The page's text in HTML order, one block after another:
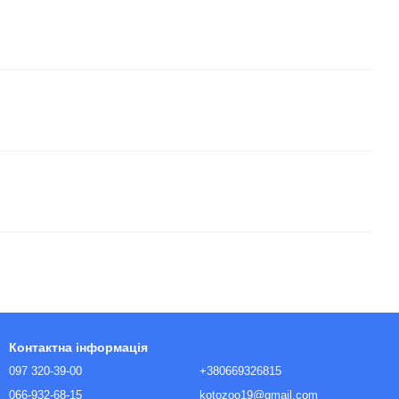
Контактна інформація
097 320-39-00
066-932-68-15
+380669326815
kotozoo19@gmail.com